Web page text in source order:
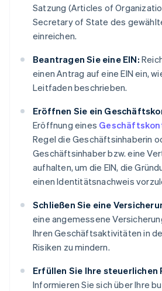
Satzung (Articles of
Secretary of State des
einreichen.
Beantragen Sie eine EIN:
einen Antrag auf eine EIN ein,
Leitfaden beschrieben.
Eröffnen Sie ein
Eröffnung eines
Regel die Geschäftsinhaberin
Geschäftsinhaber bzw. eine
aufhalten, um die EIN, die
einen Identitätsnachweis
Schließen Sie eine
eine angemessene
Ihren Geschäftsaktivitäten in
Risiken zu mindern.
Erfüllen Sie Ihre steuerlichen
Informieren Sie sich über Ihre